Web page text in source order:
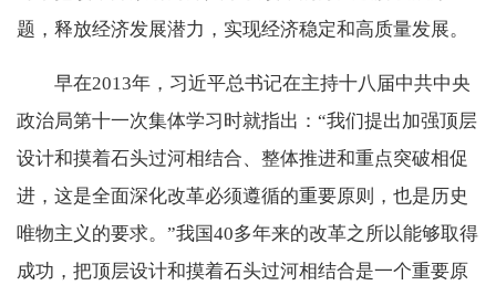
题，释放经济发展潜力，实现经济稳定和高质量发展。
早在2013年，习近平总书记在主持十八届中共中央
政治局第十一次集体学习时就指出：“我们提出加强顶层
设计和摸着石头过河相结合、整体推进和重点突破相促
进，这是全面深化改革必须遵循的重要原则，也是历史
唯物主义的要求。”我国40多年来的改革之所以能够取得
成功，把顶层设计和摸着石头过河相结合是一个重要原